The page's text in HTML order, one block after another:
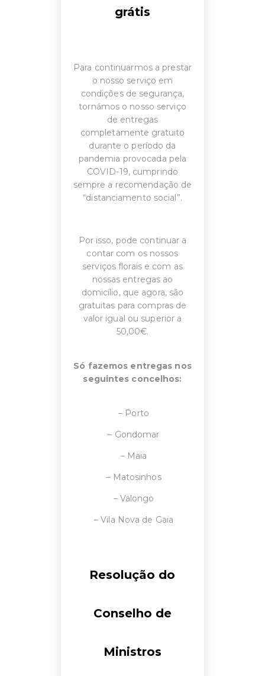
grátis
Para continuarmos a prestar
o nosso serviço em
condições de segurança,
tornámos o nosso serviço
de entregas
completamente gratuito
durante o período da
pandemia provocada pela
COVID-19, cumprindo
sempre a recomendação de
“distanciamento social”.
Por isso, pode continuar a
contar com os nossos
serviços florais e com as
nossas entregas ao
domicílio, que agora, são
gratuitas para compras de
valor igual ou superior a
50,00€.
Só fazemos entregas nos
seguintes concelhos:
– Porto
– Gondomar
– Maia
– Matosinhos
– Valongo
– Vila Nova de Gaia
Resolução do
Conselho de
Ministros